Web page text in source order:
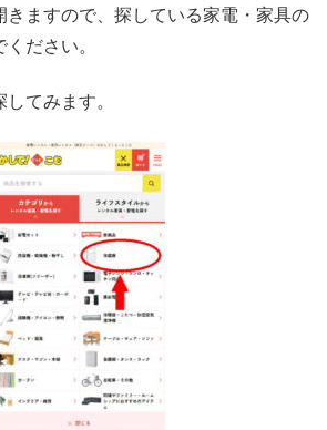
きますので、探している家電・家具の
ださい。
てみます。